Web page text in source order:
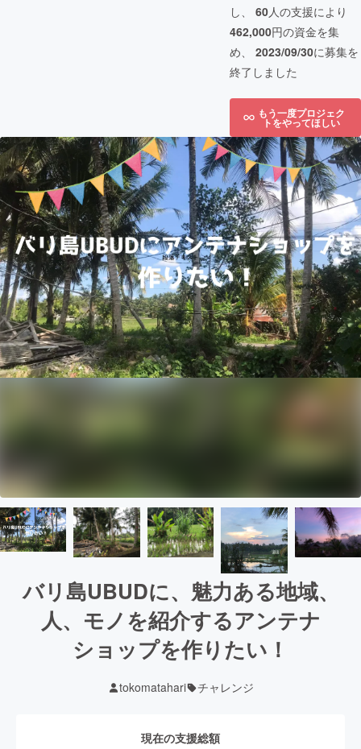
し、 60人の支援により
462,000円の資金を集
め、 2023/09/30に募集を
終了しました
もう一度プロジェク
トをやってほしい
バリ島UBUDに、魅力ある地域、
人、モノを紹介するアンテナ
ショップを作りたい！
tokomatahari チャレンジ
現在の支援総額